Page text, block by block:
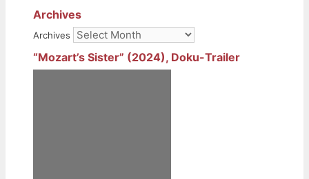
Archives
Archives
“Mozart’s Sister” (2024), Doku-Trailer